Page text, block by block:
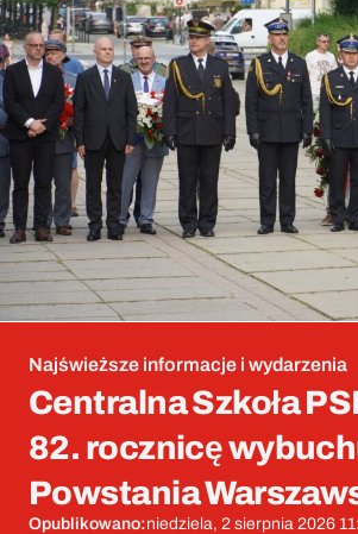
Najświeższe informacje i wydarzenia
Centralna Szkoła
82. rocznicę
Powstania
Opublikowano:niedziela, 2 sierpnia 2026